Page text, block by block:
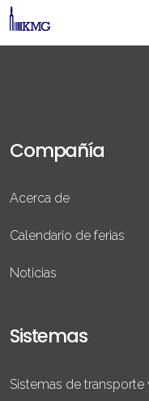
Ir
Compañía
Acerca de
Calendario de ferias
Noticias
Sistemas
Sistemas de